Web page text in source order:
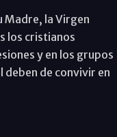
Madre, la Virgen
los cristianos
y en los grupos
deben de convivir en